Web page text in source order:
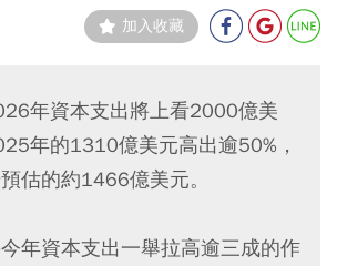
加入收藏
年資本支出將上看2000億美
年的1310億美元高出逾50%，
估的約1466億美元。
年資本支出一舉拉高逾三成的作